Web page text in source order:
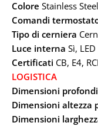
Colore Stainless Steel
Comandi
Tipo di cerniera
Luce interna Sì, LED
Certificati CB, E4,
LOGISTICA
Dimensioni
Dimensioni altezza
Dimensioni